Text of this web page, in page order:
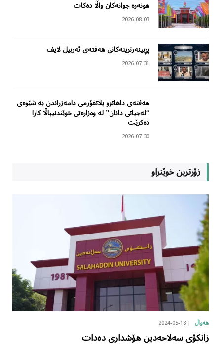
هونەرە جوانەکان واڵا دەکات
2026-08-03
پڕبینەرترینەکانی هەفتەی ئەربیل لایف
2026-07-31
هەفتەی داهاتوو پلاتفۆرمی دامەزراندن بە شێوەی
“لەجیاتی دانان” لە وەزارەتی خوێندنیباڵا کارا
دەکرێت
2026-07-30
زۆرترین خوێنراو
هەواڵ 2024-05-18
زانکۆی سەلاحەدین هۆشداری دەدات